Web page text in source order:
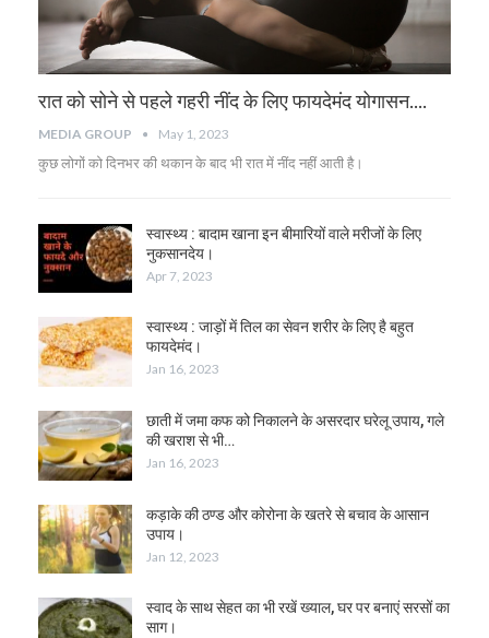
रात को सोने से पहले गहरी नींद के लिए फायदेमंद योगासन….
MEDIA GROUP May 1, 2023
कुछ लोगों को दिनभर की थकान के बाद भी रात में नींद नहीं आती है।
स्वास्थ्य : बादाम खाना इन बीमारियों वाले मरीजों के लिए
नुकसानदेय।
Apr 7, 2023
स्वास्थ्य : जाड़ों में तिल का सेवन शरीर के लिए है बहुत
फायदेमंद।
Jan 16, 2023
छाती में जमा कफ को निकालने के असरदार घरेलू उपाय, गले
की खराश से भी…
Jan 16, 2023
कड़ाके की ठण्ड और कोरोना के खतरे से बचाव के आसान
उपाय।
Jan 12, 2023
स्वाद के साथ सेहत का भी रखें ख्याल, घर पर बनाएं सरसों का
साग।